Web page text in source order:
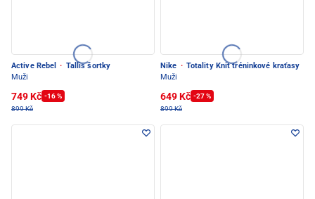
Active Rebel · Tallis šortky
Muži
749 Kč -16 %
899 Kč
Nike · Totality Knit tréninkové kraťasy
Muži
649 Kč -27 %
899 Kč